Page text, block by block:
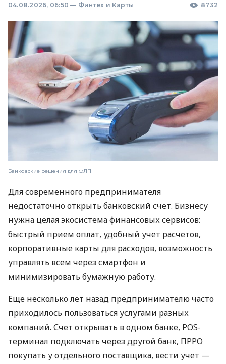
04.08.2026, 06:50 — Финтех и Карты 8732
Банковские решения для ФЛП
Для современного предпринимателя
недостаточно открыть банковский счет. Бизнесу
нужна целая экосистема финансовых сервисов:
быстрый прием оплат, удобный учет расчетов,
корпоративные карты для расходов, возможность
управлять всем через смартфон и
минимизировать бумажную работу.
Еще несколько лет назад предпринимателю часто
приходилось пользоваться услугами разных
компаний. Счет открывать в одном банке, POS-
терминал подключать через другой банк, ПРРО
покупать у отдельного поставщика, вести учет —